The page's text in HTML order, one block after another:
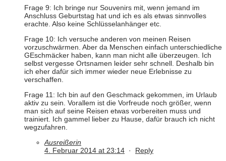
Frage 9: Ich bringe nur Souvenirs mit, wenn jemand im
Anschluss Geburtstag hat und ich es als etwas sinnvolles
erachte. Also keine Schlüsselanhänger etc.
Frage 10: Ich versuche anderen von meinen Reisen
vorzuschwärmen. Aber da Menschen einfach unterschiedliche
GEschmäcker haben, kann man nicht alle überzeugen. Ich
selbst vergesse Ortsnamen leider sehr schnell. Deshalb bin
ich eher dafür sich immer wieder neue Erlebnisse zu
verschaffen.
Frage 11: Ich bin auf den Geschmack gekommen, im Urlaub
aktiv zu sein. Vorallem ist die Vorfreude noch größer, wenn
man sich auf seine Reisen etwas vorbereiten muss und
trainiert. Ich gammel lieber zu Hause, dafür brauch ich nicht
wegzufahren.
Ausreißerin
4. Februar 2014 at 23:14 · Reply